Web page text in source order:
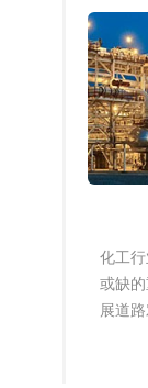
化工
或缺
展道